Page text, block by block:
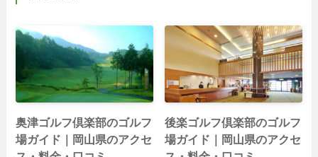
奥津ゴルフ倶楽部のゴルフ
場ガイド｜岡山県のアクセ
後楽ゴルフ倶楽部のゴルフ
場ガイド｜岡山県のアクセ